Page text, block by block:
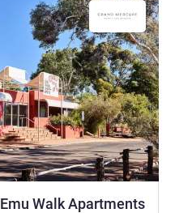
Emu Walk Apartments